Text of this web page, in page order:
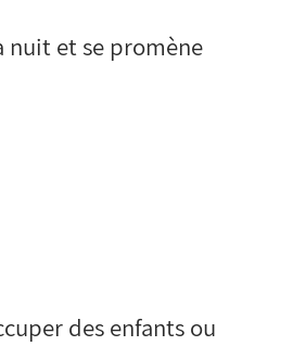
nuit et se promène
des enfants ou